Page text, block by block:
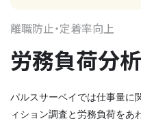
離職防止・定着率向上
労務負荷分析
パルスサーベイでは仕事量に
ィション調査と労務負荷をあ